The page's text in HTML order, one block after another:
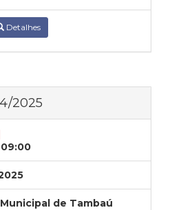
Detalhes
2025
09:00
de Tambaú